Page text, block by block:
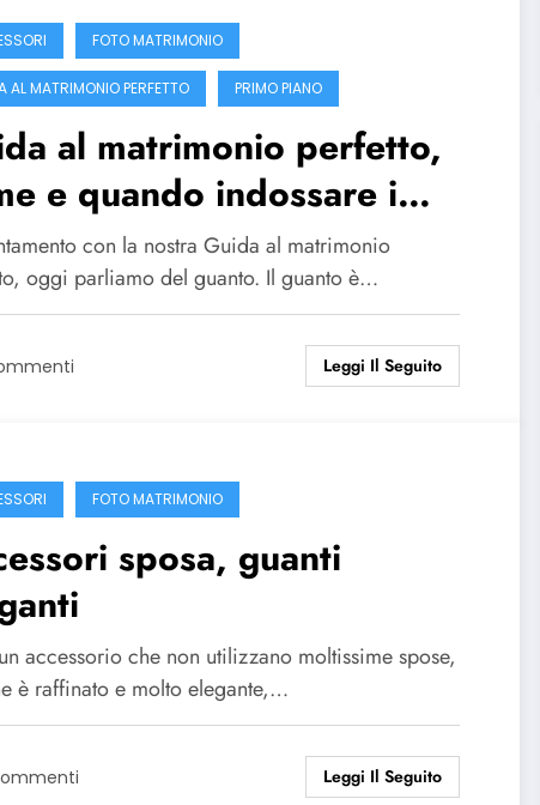
FOTO MATRIMONIO
AL MATRIMONIO PERFETTO PRIMO PIANO
al matrimonio perfetto,
e quando indossare i
con la nostra Guida al matrimonio
oggi parliamo del guanto. Il guanto è…
Leggi Il Seguito
FOTO MATRIMONIO
sposa, guanti
accessorio che non utilizzano moltissime spose,
è raffinato e molto elegante,…
Leggi Il Seguito